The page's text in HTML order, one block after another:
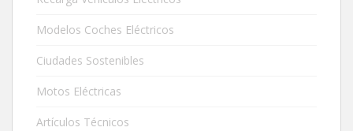
Modelos Coches Eléctricos
Ciudades Sostenibles
Motos Eléctricas
Artículos Técnicos